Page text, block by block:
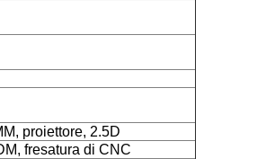
proiettore, 2.5D
fresatura di CNC